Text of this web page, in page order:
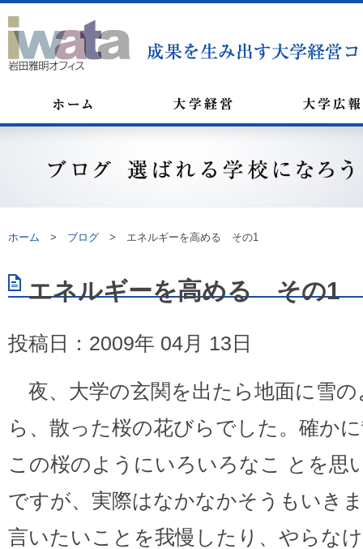
ホーム > ブログ > エネルギーを高める その1
エネルギーを高める その1
投稿日：2009年 04月 13日
夜、大学の玄関を出たら地面に雪
ら、散った桜の花びらでした。確か
この桜のようにいろいろなこ とを思
ですが、実際はなかなかそうもいき
言いたいことを我慢したり、やらな